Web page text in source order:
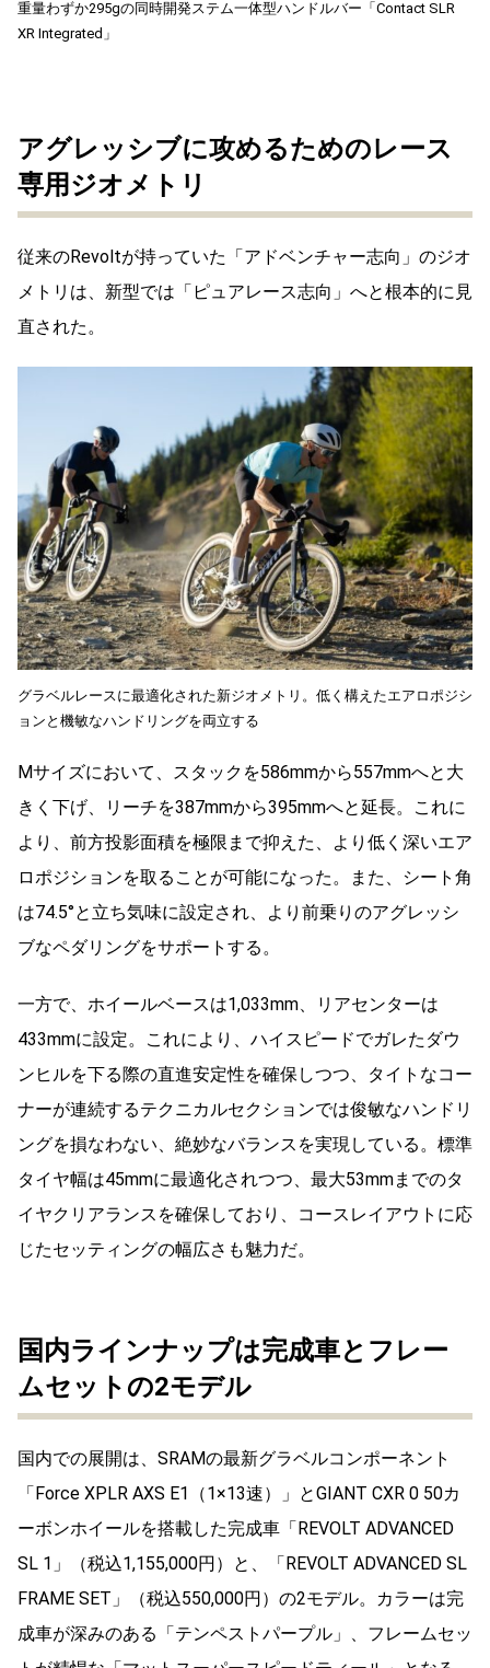
重量わずか295gの同時開発ステム一体型ハンドルバー「Contact SLR
XR Integrated」
アグレッシブに攻めるためのレース
専用ジオメトリ
従来のRevoltが持っていた「アドベンチャー志向」のジオ
メトリは、新型では「ピュアレース志向」へと根本的に見
直された。
グラベルレースに最適化された新ジオメトリ。低く構えたエアロポジシ
ョンと機敏なハンドリングを両立する
Mサイズにおいて、スタックを586mmから557mmへと大
きく下げ、リーチを387mmから395mmへと延長。これに
より、前方投影面積を極限まで抑えた、より低く深いエア
ロポジションを取ることが可能になった。また、シート角
は74.5°と立ち気味に設定され、より前乗りのアグレッシ
ブなペダリングをサポートする。
一方で、ホイールベースは1,033mm、リアセンターは
433mmに設定。これにより、ハイスピードでガレたダウ
ンヒルを下る際の直進安定性を確保しつつ、タイトなコー
ナーが連続するテクニカルセクションでは俊敏なハンドリ
ングを損なわない、絶妙なバランスを実現している。標準
タイヤ幅は45mmに最適化されつつ、最大53mmまでのタ
イヤクリアランスを確保しており、コースレイアウトに応
じたセッティングの幅広さも魅力だ。
国内ラインナップは完成車とフレー
ムセットの2モデル
国内での展開は、SRAMの最新グラベルコンポーネント
「Force XPLR AXS E1（1×13速）」とGIANT CXR 0 50カ
ーボンホイールを搭載した完成車「REVOLT ADVANCED
SL 1」（税込1,155,000円）と、「REVOLT ADVANCED SL
FRAME SET」（税込550,000円）の2モデル。カラーは完
成車が深みのある「テンペストパープル」、フレームセッ